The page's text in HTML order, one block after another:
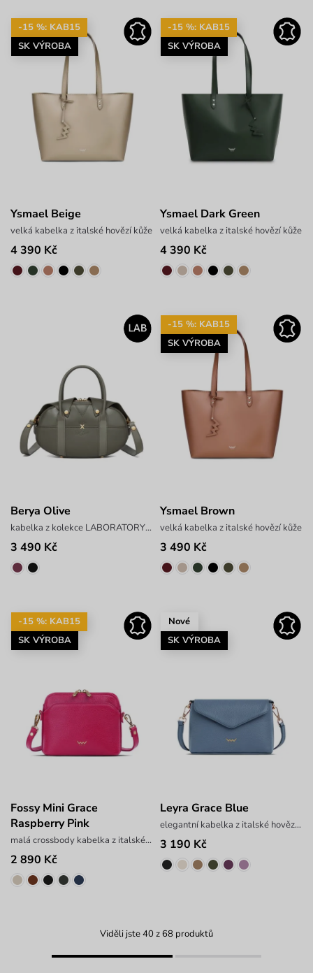
-15 %: KAB15
SK VÝROBA
Ysmael Beige
velká kabelka z italské hovězí kůže
4 390 Kč
-15 %: KAB15
SK VÝROBA
Ysmael Dark Green
velká kabelka z italské hovězí kůže
4 390 Kč
Berya Olive
kabelka z kolekce LABORATORY x PAVEL BERKY
3 490 Kč
-15 %: KAB15
SK VÝROBA
Ysmael Brown
velká kabelka z italské hovězí kůže
3 490 Kč
-15 %: KAB15
SK VÝROBA
Fossy Mini Grace
Raspberry Pink
malá crossbody kabelka z italské hovězí kůže
2 890 Kč
Nové
SK VÝROBA
Leyra Grace Blue
elegantní kabelka z italské hovězí kůže
3 190 Kč
Viděli jste 40 z 68 produktů